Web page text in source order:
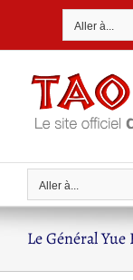
Aller à...
Aller à...
Le Général Yue